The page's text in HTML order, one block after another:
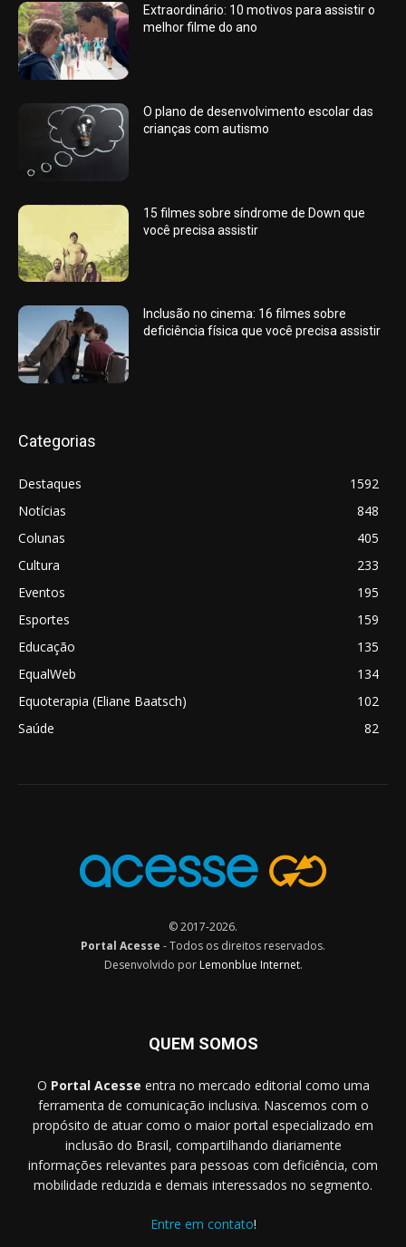
Extraordinário: 10 motivos para assistir o
melhor filme do ano
O plano de desenvolvimento escolar das
crianças com autismo
15 filmes sobre síndrome de Down que
você precisa assistir
Inclusão no cinema: 16 filmes sobre
deficiência física que você precisa assistir
Categorias
Destaques
1592
Notícias
848
Colunas
405
Cultura
233
Eventos
195
Esportes
159
Educação
135
EqualWeb
134
Equoterapia (Eliane Baatsch)
102
Saúde
82
© 2017-2026.
Portal Acesse - Todos os direitos reservados.
Desenvolvido por Lemonblue Internet.
QUEM SOMOS
O Portal Acesse entra no mercado editorial como uma
ferramenta de comunicação inclusiva. Nascemos com o
propósito de atuar como o maior portal especializado em
inclusão do Brasil, compartilhando diariamente
informações relevantes para pessoas com deficiência, com
mobilidade reduzida e demais interessados no segmento.
Entre em contato!